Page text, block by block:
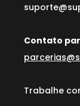
Contato
Trabalhe